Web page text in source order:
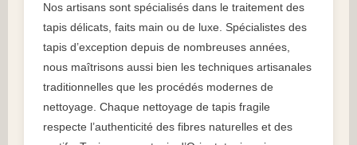
Nos artisans sont spécialisés dans le traitement des
tapis délicats, faits main ou de luxe. Spécialistes des
tapis d’exception depuis de nombreuses années,
nous maîtrisons aussi bien les techniques artisanales
traditionnelles que les procédés modernes de
nettoyage. Chaque nettoyage de tapis fragile
respecte l’authenticité des fibres naturelles et des